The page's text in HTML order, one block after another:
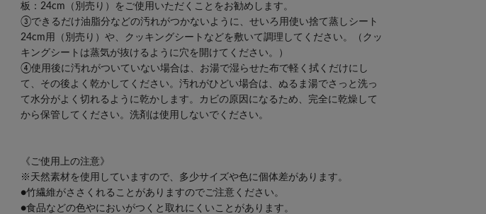
板：24cm（別売り）
をご使用いただくことをお勧めします。
③できるだけ油脂分などの汚れがつかないように、 せいろ用使い捨て蒸しシート
24cm用（別売り） や、クッキングシートなどを敷いて調理してください。（クッ
キングシートは蒸気が抜けるように穴を開けてください。）
④使用後に汚れがついていない場合は、お湯で湿らせた布で軽く拭くだけにし
て、その後よく乾かしてください。汚れがひどい場合は、ぬるま湯でさっと洗っ
て水分がよく切れるように乾かします。カビの原因になるため、完全に乾燥して
から保管してください。洗剤は使用しないでください。
《ご使用上の注意》
※天然素材を使用していますので、多少サイズや色に個体差があります。
●竹繊維がささくれることがありますのでご注意ください。
●食品などの色やにおいがつくと取れにくいことがあります。